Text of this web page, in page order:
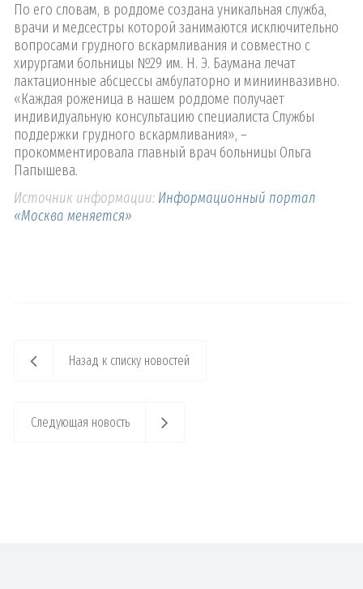
По его словам, в роддоме создана уникальная служба,
врачи и медсестры которой занимаются исключительно
вопросами грудного вскармливания и совместно с
хирургами больницы №29 им. Н. Э. Баумана лечат
лактационные абсцессы амбулаторно и миниинвазивно.
«Каждая роженица в нашем роддоме получает
индивидуальную консультацию специалиста Службы
поддержки грудного вскармливания», –
прокомментировала главный врач больницы Ольга
Папышева.
Источник информации: Информационный портал
«Москва меняется»
Назад к списку новостей
Следующая новость